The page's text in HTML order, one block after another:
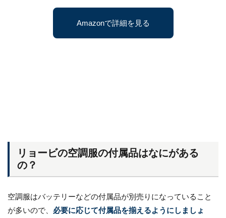
Amazonで詳細を見る
リョービの空調服の付属品はなにがある
の？
空調服はバッテリーなどの付属品が別売りになっていること
が多いので、 必要に応じて付属品を揃えるようにしましょ